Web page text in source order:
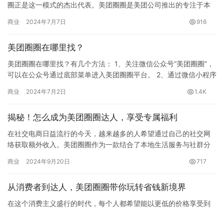
圈正是这一模式的杰出代表。美团圈圈是美团公司推出的专注于本
务，还为…
商业 2024年7月7日 916
美团圈圈在哪里找？
美团圈圈在哪里找？有几个方法： 1、关注微信公众号“美团圈圈”，
可以在公众号通过底部菜单进入美团圈圈平台。 2、通过微信小程序
商业 2024年7月2日 1.4K
揭秘！怎么成为美团圈圈达人，享受专属福利
在社交电商日益流行的今天，越来越多的人希望通过自己的社交网
络获取额外收入。美团圈圈作为一款结合了本地生活服务与社群分
过分享…
商业 2024年9月20日 717
从消费者到达人，美团圈圈带你玩转省钱新境界
在这个消费主义盛行的时代，每个人都希望能以更低的价格享受到